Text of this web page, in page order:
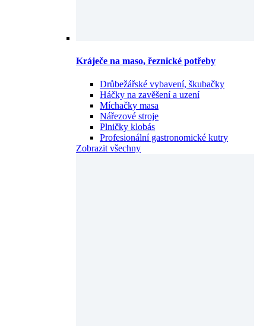
Kráječe na maso, řeznické potřeby
Drůbežářské vybavení, škubačky
Háčky na zavěšení a uzení
Míchačky masa
Nářezové stroje
Plničky klobás
Profesionální gastronomické kutry
Zobrazit všechny